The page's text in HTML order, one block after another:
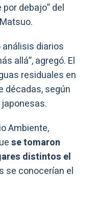
debajo” del
diarios
allá”, agregó. El
residuales en
décadas, según
Ambiente,
se tomaron
distintos el
se conocerían el